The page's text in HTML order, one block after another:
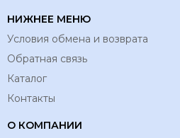
НИЖНЕЕ МЕНЮ
Условия обмена и возврата
Обратная связь
Каталог
Контакты
О КОМПАНИИ